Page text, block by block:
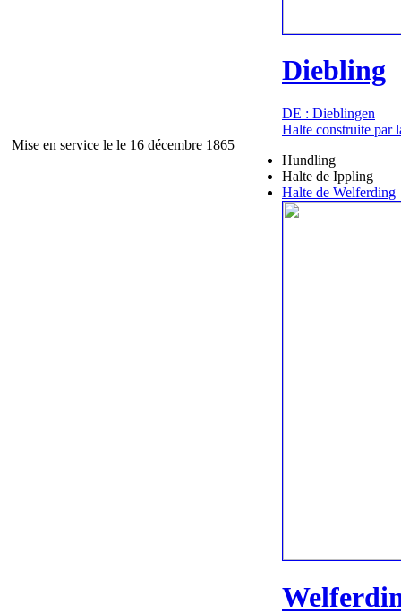
Mise en service le le 16 décembre 1865
Diebling
DE : Dieblingen
Halte construite par
Hundling
Halte de Ippling
Halte de Welferding